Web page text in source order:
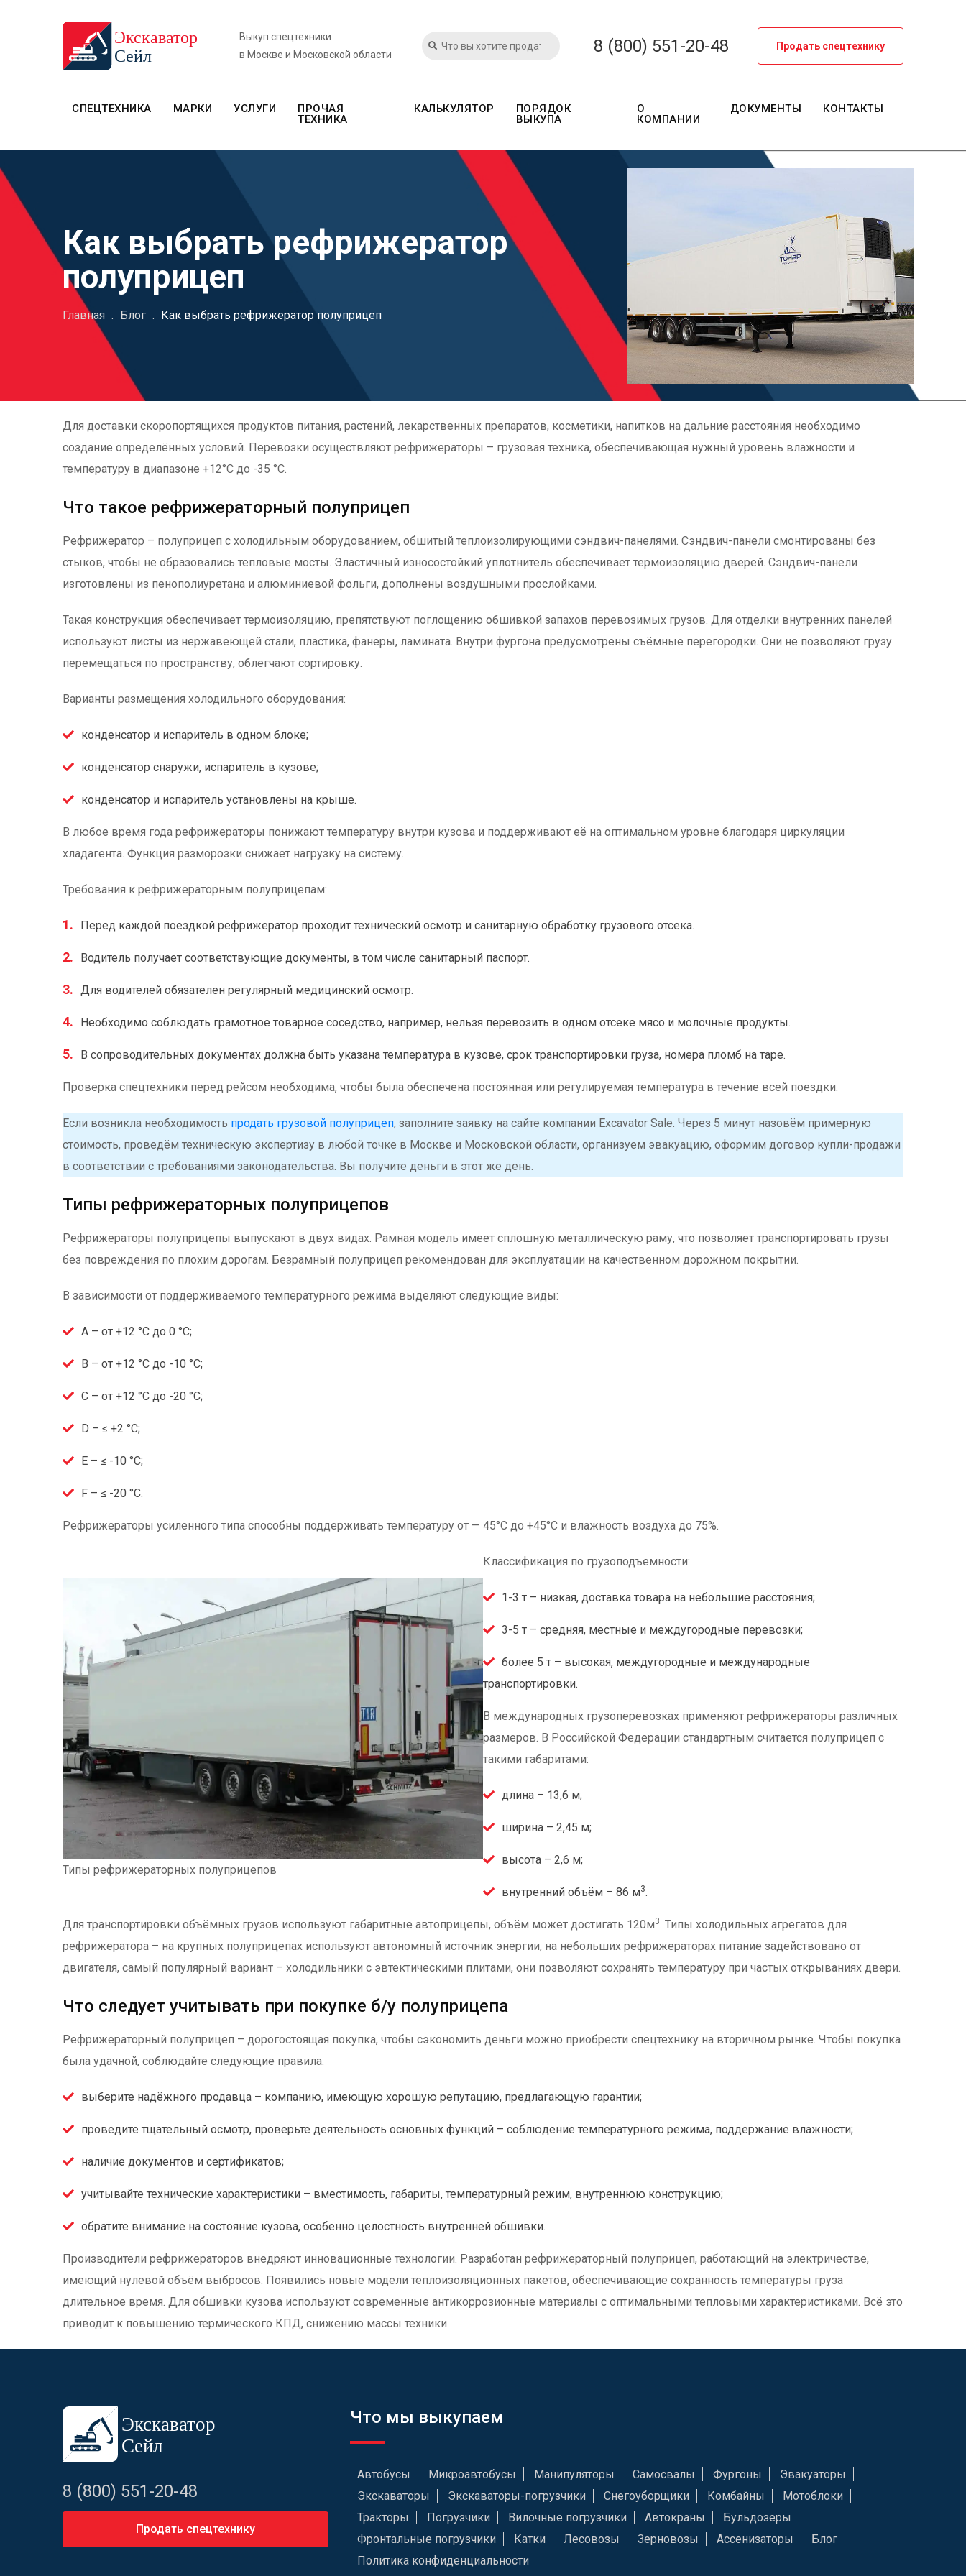
Выкуп спецтехники
в Москве и Московской области
8 (800) 551-20-48 Продать спецтехнику
СПЕЦТЕХНИКА МАРКИ УСЛУГИ
ПРОЧАЯ
ТЕХНИКА
КАЛЬКУЛЯТОР
ПОРЯДОК
ВЫКУПА
О
КОМПАНИИ
ДОКУМЕНТЫ КОНТАКТЫ
Как выбрать рефрижератор
полуприцеп
Главная . Блог . Как выбрать рефрижератор полуприцеп
Для доставки скоропортящихся продуктов питания, растений, лекарственных препаратов, косметики, напитков на дальние расстояния необходимо
создание определённых условий. Перевозки осуществляют рефрижераторы – грузовая техника, обеспечивающая нужный уровень влажности и
температуру в диапазоне +12°C до -35 °C.
Что такое рефрижераторный полуприцеп
Рефрижератор – полуприцеп с холодильным оборудованием, обшитый теплоизолирующими сэндвич-панелями. Сэндвич-панели смонтированы без
стыков, чтобы не образовались тепловые мосты. Эластичный износостойкий уплотнитель обеспечивает термоизоляцию дверей. Сэндвич-панели
изготовлены из пенополиуретана и алюминиевой фольги, дополнены воздушными прослойками.
Такая конструкция обеспечивает термоизоляцию, препятствуют поглощению обшивкой запахов перевозимых грузов. Для отделки внутренних панелей
используют листы из нержавеющей стали, пластика, фанеры, ламината. Внутри фургона предусмотрены съёмные перегородки. Они не позволяют грузу
перемещаться по пространству, облегчают сортировку.
Варианты размещения холодильного оборудования:
конденсатор и испаритель в одном блоке;
конденсатор снаружи, испаритель в кузове;
конденсатор и испаритель установлены на крыше.
В любое время года рефрижераторы понижают температуру внутри кузова и поддерживают её на оптимальном уровне благодаря циркуляции
хладагента. Функция разморозки снижает нагрузку на систему.
Требования к рефрижераторным полуприцепам:
Перед каждой поездкой рефрижератор проходит технический осмотр и санитарную обработку грузового отсека.
Водитель получает соответствующие документы, в том числе санитарный паспорт.
Для водителей обязателен регулярный медицинский осмотр.
Необходимо соблюдать грамотное товарное соседство, например, нельзя перевозить в одном отсеке мясо и молочные продукты.
В сопроводительных документах должна быть указана температура в кузове, срок транспортировки груза, номера пломб на таре.
Проверка спецтехники перед рейсом необходима, чтобы была обеспечена постоянная или регулируемая температура в течение всей поездки.
Если возникла необходимость продать грузовой полуприцеп, заполните заявку на сайте компании Excavator Sale. Через 5 минут назовём примерную
стоимость, проведём техническую экспертизу в любой точке в Москве и Московской области, организуем эвакуацию, оформим договор купли-продажи
в соответствии с требованиями законодательства. Вы получите деньги в этот же день.
Типы рефрижераторных полуприцепов
Рефрижераторы полуприцепы выпускают в двух видах. Рамная модель имеет сплошную металлическую раму, что позволяет транспортировать грузы
без повреждения по плохим дорогам. Безрамный полуприцеп рекомендован для эксплуатации на качественном дорожном покрытии.
В зависимости от поддерживаемого температурного режима выделяют следующие виды:
А – от +12 °C до 0 °C;
В – от +12 °C до -10 °C;
С – от +12 °C до -20 °C;
D – ≤ +2 °C;
E – ≤ -10 °C;
F – ≤ -20 °C.
Рефрижераторы усиленного типа способны поддерживать температуру от — 45°C до +45°C и влажность воздуха до 75%.
Типы рефрижераторных полуприцепов
Классификация по грузоподъемности:
1-3 т – низкая, доставка товара на небольшие расстояния;
3-5 т – средняя, местные и междугородные перевозки;
более 5 т – высокая, междугородные и международные
транспортировки.
В международных грузоперевозках применяют рефрижераторы различных
размеров. В Российской Федерации стандартным считается полуприцеп с
такими габаритами:
длина – 13,6 м;
ширина – 2,45 м;
высота – 2,6 м;
внутренний объём – 86 м3.
Для транспортировки объёмных грузов используют габаритные автоприцепы, объём может достигать 120м3. Типы холодильных агрегатов для
рефрижератора – на крупных полуприцепах используют автономный источник энергии, на небольших рефрижераторах питание задействовано от
двигателя, самый популярный вариант – холодильники с эвтектическими плитами, они позволяют сохранять температуру при частых открываниях двери.
Что следует учитывать при покупке б/у полуприцепа
Рефрижераторный полуприцеп – дорогостоящая покупка, чтобы сэкономить деньги можно приобрести спецтехнику на вторичном рынке. Чтобы покупка
была удачной, соблюдайте следующие правила:
выберите надёжного продавца – компанию, имеющую хорошую репутацию, предлагающую гарантии;
проведите тщательный осмотр, проверьте деятельность основных функций – соблюдение температурного режима, поддержание влажности;
наличие документов и сертификатов;
учитывайте технические характеристики – вместимость, габариты, температурный режим, внутреннюю конструкцию;
обратите внимание на состояние кузова, особенно целостность внутренней обшивки.
Производители рефрижераторов внедряют инновационные технологии. Разработан рефрижераторный полуприцеп, работающий на электричестве,
имеющий нулевой объём выбросов. Появились новые модели теплоизоляционных пакетов, обеспечивающие сохранность температуры груза
длительное время. Для обшивки кузова используют современные антикоррозионные материалы с оптимальными тепловыми характеристиками. Всё это
приводит к повышению термического КПД, снижению массы техники.
8 (800) 551-20-48
Продать спецтехнику
Что мы выкупаем
Автобусы Микроавтобусы Манипуляторы Самосвалы Фургоны
Эвакуаторы
Экскаваторы
Экскаваторы-погрузчики Снегоуборщики Комбайны
Мотоблоки
Тракторы
Погрузчики Вилочные погрузчики Автокраны
Бульдозеры
Фронтальные погрузчики
Катки Лесовозы Зерновозы Ассенизаторы
Блог
Политика конфиденциальности